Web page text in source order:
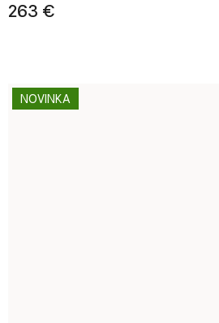
263 €
NOVINKA